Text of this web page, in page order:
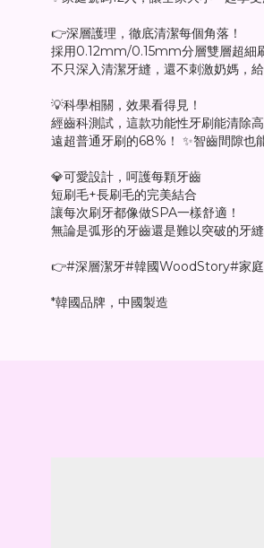
👉深層護理，徹底清潔每個角落！
採用0.12mm/0.15mm分層雙層超細
不只深入清潔牙縫，還不刺激奶媽，
💡科學相關，效果看得見！
經齒科測試，這款功能性牙刷能清除
遠超普通牙刷的68%！ ✨智齒間隙也
💎可愛設計，呵護每顆牙齒
短刷毛+長刷毛的完美結合
讓每次刷牙都像做SPA一樣舒適！
無論是弧形的牙齒還是難以突破的牙
👉#深層潔牙#韓國WoodStory#家
*韓國品牌，中國製造